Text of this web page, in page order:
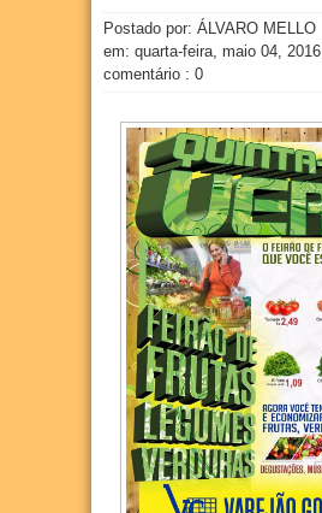
Postado por: ÁLVARO MELLO
em: quarta-feira, maio 04, 2016
comentário : 0